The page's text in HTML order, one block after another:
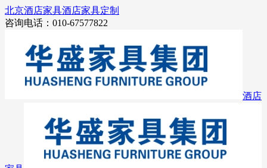
北京酒店家具酒店家具定制
咨询电话：010-67577822
酒店